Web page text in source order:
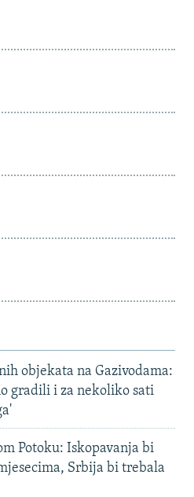
objekata na Gazivodama:
gradili i za nekoliko sati
Potoku: Iskopavanja bi
Srbija bi trebala